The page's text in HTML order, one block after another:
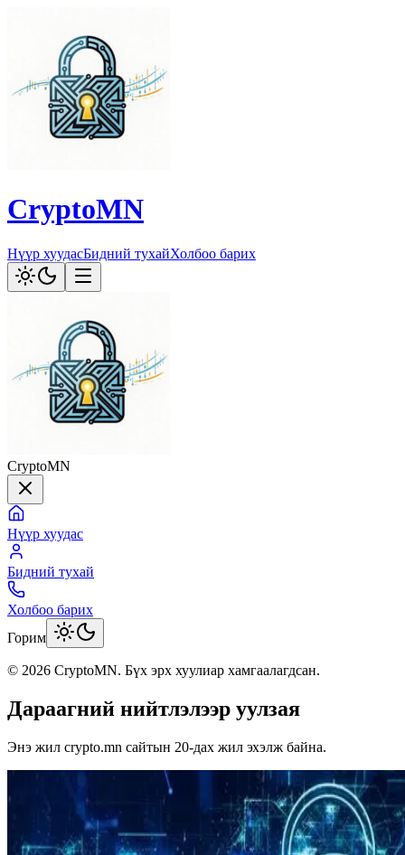
CryptoMN
Нүүр хуудасБидний тухайХолбоо барих
CryptoMN
Нүүр хуудас
Бидний тухай
Холбоо барих
Горим
© 2026 CryptoMN. Бүх эрх хуулиар хамгаалагдсан.
Дараагний нийтлэлээр уулзая
Энэ жил crypto.mn сайтын 20-дах жил эхэлж байна.